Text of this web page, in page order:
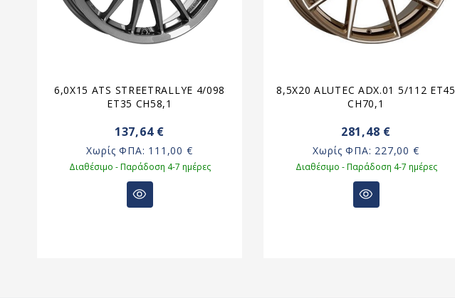
6,0X15 ATS STREETRALLYE 4/098
ET35 CH58,1
137,64 €
Χωρίς ΦΠΑ: 111,00 €
Διαθέσιμο - Παράδοση 4-7 ημέρες
8,5X20 ALUTEC ADX.01 5/112 ET45
CH70,1
281,48 €
Χωρίς ΦΠΑ: 227,00 €
Διαθέσιμο - Παράδοση 4-7 ημέρες